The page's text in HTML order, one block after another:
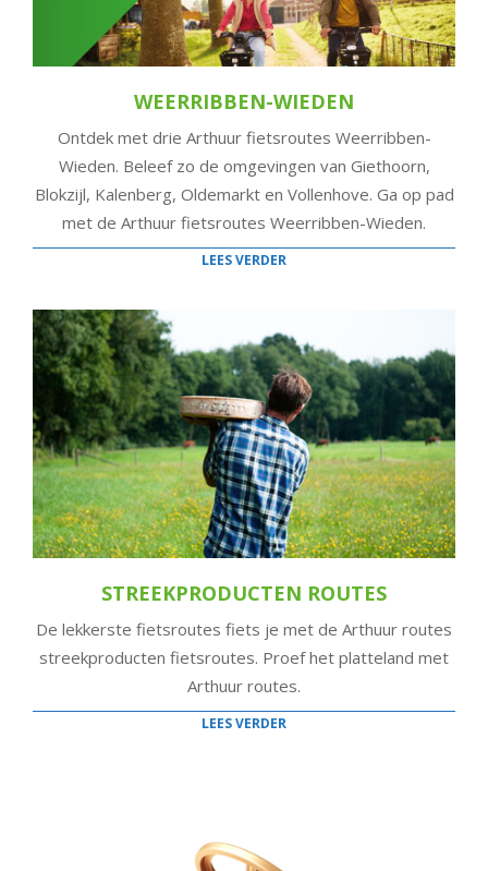
WEERRIBBEN-WIEDEN
Ontdek met drie Arthuur fietsroutes Weerribben-
Wieden. Beleef zo de omgevingen van Giethoorn,
Blokzijl, Kalenberg, Oldemarkt en Vollenhove. Ga op pad
met de Arthuur fietsroutes Weerribben-Wieden.
LEES VERDER
STREEKPRODUCTEN ROUTES
De lekkerste fietsroutes fiets je met de Arthuur routes
streekproducten fietsroutes. Proef het platteland met
Arthuur routes.
LEES VERDER